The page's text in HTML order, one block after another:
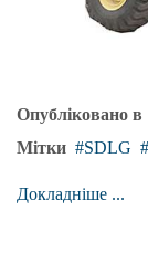
Опубліковано в
Мітки
SDLG
Докладніше ...